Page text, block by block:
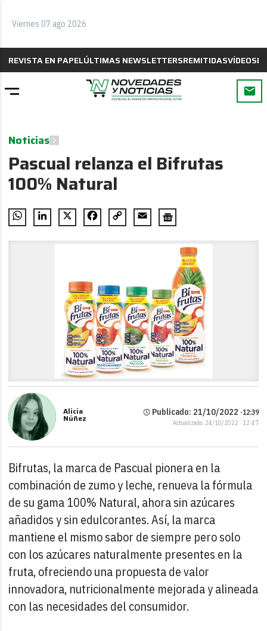
Viernes 07 ago 2026
REVISTA EN PAPELÚLTIMAS NEWSLETTERSREMITIDASVÍDEOS
Noticias
Pascual relanza el Bifrutas
100% Natural
WhatsAppLinkedIn
X FacebookCopy
Email
Alicia
Núñez
Publicado: 21/10/2022 ·12:39
Actualizado: 24/10/2022 · 12:47
Bifrutas, la marca de Pascual pionera en la
combinación de zumo y leche, renueva la fórmula
de su gama 100% Natural, ahora sin azúcares
añadidos y sin edulcorantes. Así, la marca
mantiene el mismo sabor de siempre pero solo
con los azúcares naturalmente presentes en la
fruta, ofreciendo una propuesta de valor
innovadora, nutricionalmente mejorada y alineada
con las necesidades del consumidor.